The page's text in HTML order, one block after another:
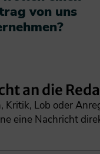
von uns
an die
Kritik, Lob oder
eine Nachricht